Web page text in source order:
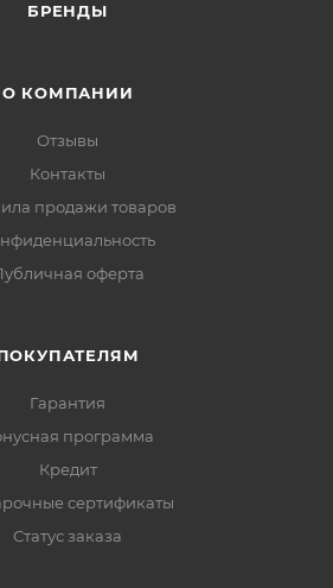
БРЕНДЫ
О КОМПАНИИ
Отзывы
Контакты
продажи товаров
оферта
Гарантия
программа
Кредит
сертификаты
Статус заказа